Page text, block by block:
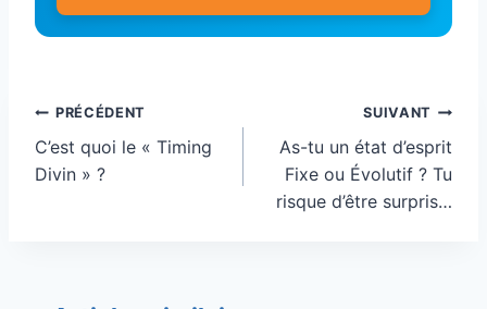
Navigation
de
l’article
PRÉCÉDENT
C’est quoi le « Timing
Divin » ?
SUIVANT
As-tu un état d’esprit
Fixe ou Évolutif ? Tu
risque d’être surpris…